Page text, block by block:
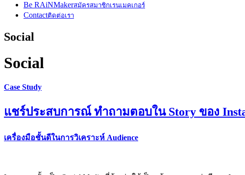
Be RAiNMakerสมัครสมาชิกเรนเมคเกอร์
Contactติดต่อเรา
Social
Social
Case Study
แชร์ประสบการณ์ ทำถามตอบใน Story ของ
เครื่องมือชั้นดีในการวิเคราะห์ Audience